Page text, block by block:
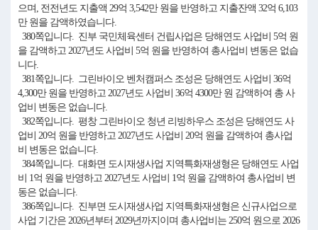
으며, 전전년도 지출액 29억 3,542만 원을 반영하고 지출잔액 32억 6,103
만 원을 감액하였습니다.
380쪽입니다. 진부 국민체육센터 건립사업은 당해연도 사업비 5억 원
을 감액하고 2027년도 사업비 5억 원을 반영하여 총사업비 변동은 없습
니다.
381쪽입니다. 그린바이오 벤처캠퍼스 조성은 당해연도 사업비 36억
4,300만 원을 반영하고 2027년도 사업비 36억 4300만 원 감액하여 총 사
업비 변동은 없습니다.
382쪽입니다. 평창 그린바이오 청년 리빙하우스 조성은 당해연도 사
업비 20억 원을 반영하고 2027년도 사업비 20억 원을 감액하여 총사업
비 변동은 없습니다.
384쪽입니다. 대화면 도시재생사업 지역특화재생형은 당해연도 사업
비 1억 원을 반영하고 2027년도 사업비 1억 원을 감액하여 총사업비 변
동은 없습니다.
386쪽입니다. 진부면 도시재생사업 지역특화재생형은 신규사업으로
사업 기간은 2026년부터 2029년까지이며 총사업비는 250억 원으로 2026